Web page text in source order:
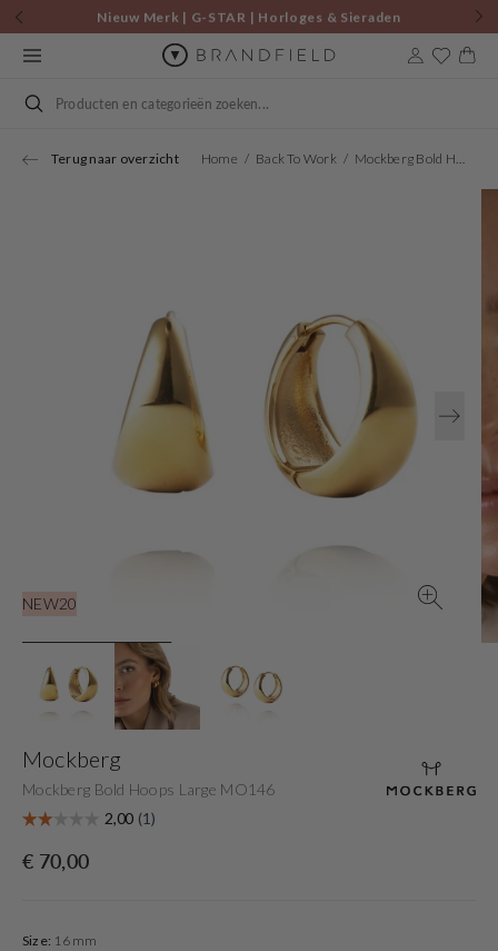
Skip to
content
Nieuw Merk | G-STAR | Horloges & Sieraden
Cart
Search
Terug naar overzicht Home Back To Work Mockberg Bold Hoops Large MO146
NEW20
Open
media
Mockberg
Mockberg Bold Hoops Large MO146
Originele
€ 70,00
Size: 16 mm